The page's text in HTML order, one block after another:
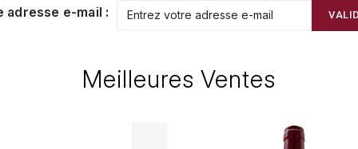
adresse e-mail :
Meilleures Ventes